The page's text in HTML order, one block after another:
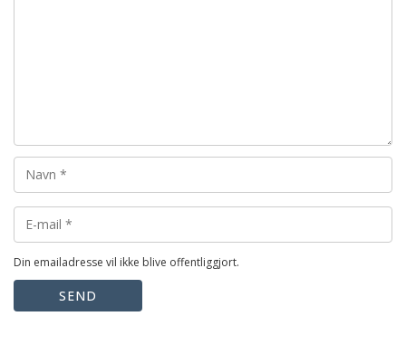
Din emailadresse vil ikke blive offentliggjort.
SEND